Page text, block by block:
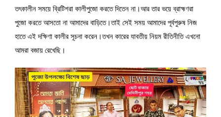
তৎকালীন সময়ে ব্রিটিশরা কালীপুজো করতে দিতেন না।আর তার ভয়ে ব্রাহ্মণরা
পুজো করতে আসতো না আমাদের বাড়িতে।তাই সেই সময় আমাদের পূর্বপুরুষ নিজ
হাতে এই দক্ষিণা কালীর সূচনা করেন।তখন কারের যাবতীয় নিয়ম রীতিনীতি এখনো
আমরা বজায় রেখেছি।